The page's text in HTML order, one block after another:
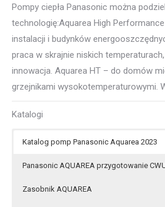
Pompy ciepła Panasonic można
technologię:Aquarea High
instalacji i budynków
praca w skrajnie niskich
innowacja. Aquarea HT – do domów
grzejnikami wysokotemperaturowymi.
Katalogi
Katalog pomp Panasonic Aquarea 2023
Panasonic AQUAREA przygotowanie
Zasobnik AQUAREA